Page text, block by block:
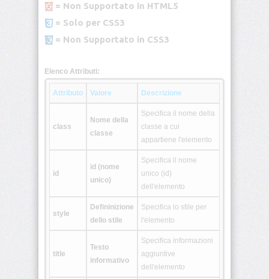
<dl>
<dt>
<fieldset>
<font>
<form>
= Non Supportato in HTML5
= Solo per CSS3
= Non Supportato in CSS3
Elenco Attributi:
Attributo Valore Descrizione
class
Nome della
classe
Specifica il nome della
classe a cui
appartiene l'elemento
id
id (nome
unico)
Specifica il nome
unico (id)
dell'elemento
style
Defininizione
dello stile
Specifica lo stile per
l'elemento
title
Testo
informativo
Specifica informazioni
aggiuntive
dell'elemento